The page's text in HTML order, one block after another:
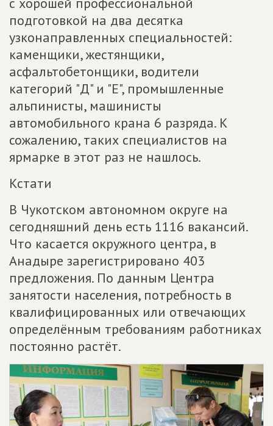
подготовкой на два десятка
узконаправленных специальностей:
каменщики, жестянщики,
асфальтобетонщики, водители
категорий "Д" и "Е", промышленные
альпинисты, машинисты
автомобильного крана 6 разряда. К
сожалению, таких специалистов на
ярмарке в этот раз не нашлось.
Кстати
В Чукотском автономном округе на
сегодняшний день есть 1116 вакансий.
Что касается окружного центра, в
Анадыре зарегистрировано 403
предложения. По данным Центра
занятости населения, потребность в
квалифицированных или отвечающих
определённым требованиям работниках
постоянно растёт.